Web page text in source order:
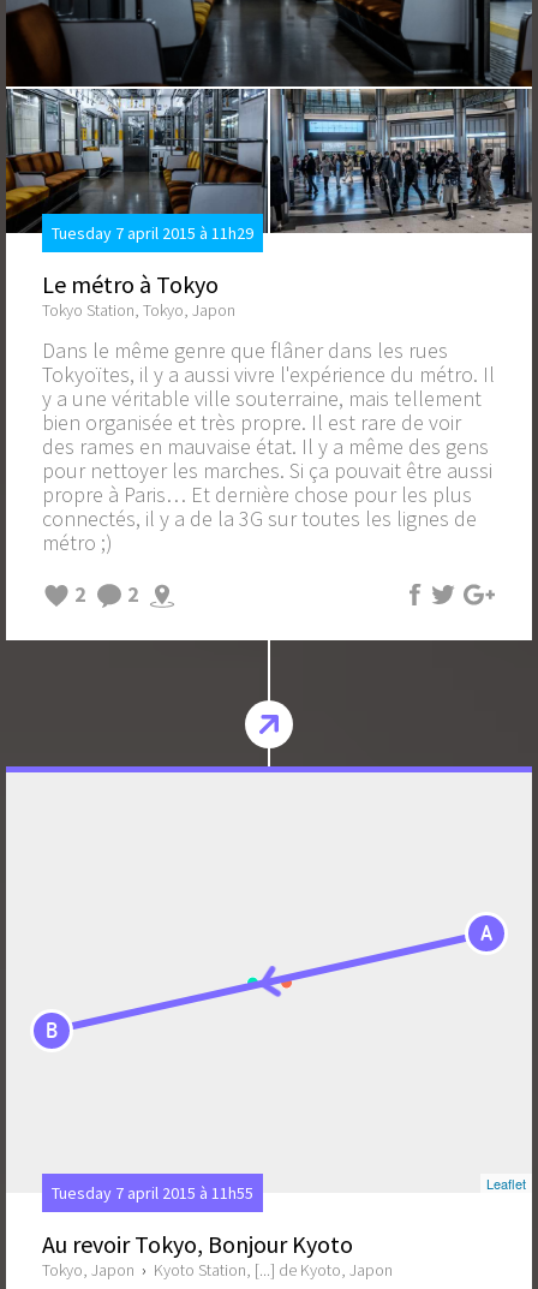
Tuesday 7 april 2015 à 11h29
Le métro à Tokyo
Tokyo Station, Tokyo, Japon
Dans le même genre que flâner dans les rues
Tokyoïtes, il y a aussi vivre l'expérience du métro. Il
y a une véritable ville souterraine, mais tellement
bien organisée et très propre. Il est rare de voir
des rames en mauvaise état. Il y a même des gens
pour nettoyer les marches. Si ça pouvait être aussi
propre à Paris… Et dernière chose pour les plus
connectés, il y a de la 3G sur toutes les lignes de
métro ;)
2
2
A
B
Leaflet
Tuesday 7 april 2015 à 11h55
Au revoir Tokyo, Bonjour Kyoto
Tokyo, Japon › Kyoto Station, [...] de Kyoto, Japon